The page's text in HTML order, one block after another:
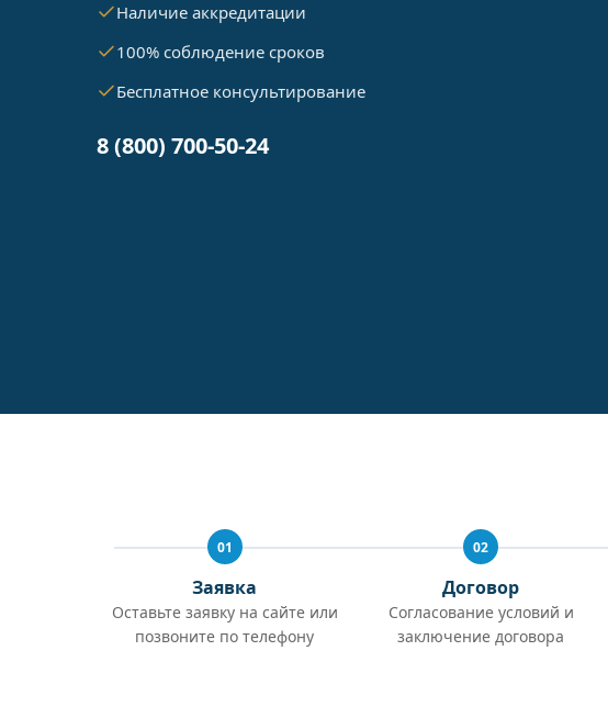
Наличие аккредитации
100% соблюдение сроков
Бесплатное консультирование
8 (800) 700-50-24
01
Заявка
Оставьте заявку на сайте или
позвоните по телефону
02
Договор
Согласование условий и
заключение договора